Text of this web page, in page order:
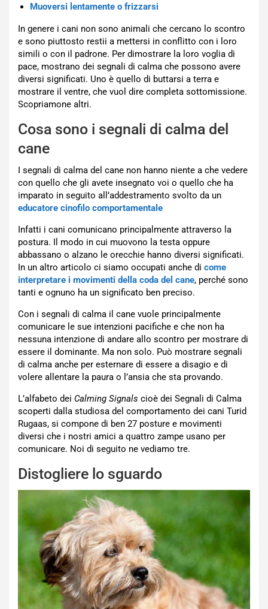
Muoversi lentamente o frizzarsi
In genere i cani non sono animali che cercano lo scontro
e sono piuttosto restii a mettersi in conflitto con i loro
simili o con il padrone. Per dimostrare la loro voglia di
pace, mostrano dei segnali di calma che possono avere
diversi significati. Uno è quello di buttarsi a terra e
mostrare il ventre, che vuol dire completa sottomissione.
Scopriamone altri.
Cosa sono i segnali di calma del
cane
I segnali di calma del cane non hanno niente a che vedere
con quello che gli avete insegnato voi o quello che ha
imparato in seguito all’addestramento svolto da un
educatore cinofilo comportamentale
Infatti i cani comunicano principalmente attraverso la
postura. Il modo in cui muovono la testa oppure
abbassano o alzano le orecchie hanno diversi significati.
In un altro articolo ci siamo occupati anche di come
interpretare i movimenti della coda del cane, perché sono
tanti e ognuno ha un significato ben preciso.
Con i segnali di calma il cane vuole principalmente
comunicare le sue intenzioni pacifiche e che non ha
nessuna intenzione di andare allo scontro per mostrare di
essere il dominante. Ma non solo. Può mostrare segnali
di calma anche per esternare di essere a disagio e di
volere allentare la paura o l’ansia che sta provando.
L’alfabeto dei Calming Signals cioè dei Segnali di Calma
scoperti dalla studiosa del comportamento dei cani Turid
Rugaas, si compone di ben 27 posture e movimenti
diversi che i nostri amici a quattro zampe usano per
comunicare. Noi di seguito ne vediamo tre.
Distogliere lo sguardo